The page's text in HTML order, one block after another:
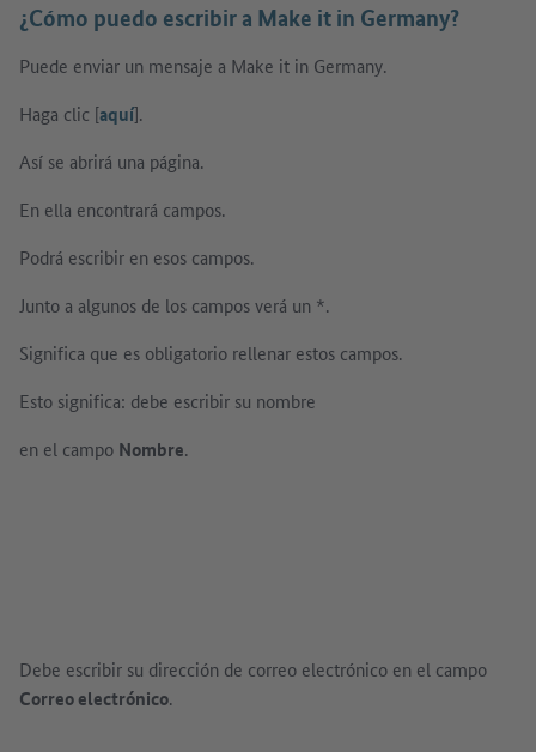
¿Cómo puedo escribir a Make it in Germany?
Puede enviar un mensaje a Make it in Germany.
Haga clic [aquí].
Así se abrirá una página.
En ella encontrará campos.
Podrá escribir en esos campos.
Junto a algunos de los campos verá un *.
Significa que es obligatorio rellenar estos campos.
Esto significa: debe escribir su nombre
en el campo Nombre.
Debe escribir su dirección de correo electrónico en el campo
Correo electrónico.